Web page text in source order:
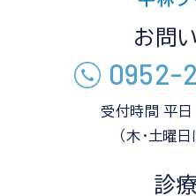
お問
0952-
受付時間 平
（木・土曜
診